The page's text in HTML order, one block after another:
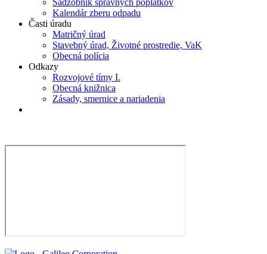
Kalendár zberu odpadu
Časti úradu
Matričný úrad
Stavebný úrad, Životné prostredie, VaK
Obecná polícia
Odkazy
Rozvojové tímy I.
Obecná knižnica
Zásady, smernice a nariadenia